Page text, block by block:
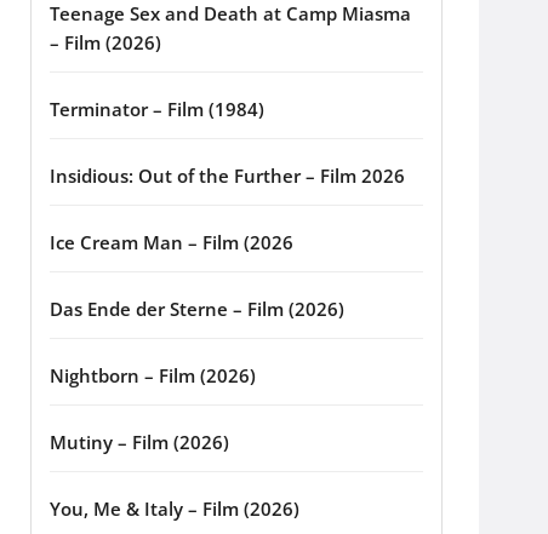
Teenage Sex and Death at Camp Miasma
– Film (2026)
Terminator – Film (1984)
Insidious: Out of the Further – Film 2026
Ice Cream Man – Film (2026
Das Ende der Sterne – Film (2026)
Nightborn – Film (2026)
Mutiny – Film (2026)
You, Me & Italy – Film (2026)